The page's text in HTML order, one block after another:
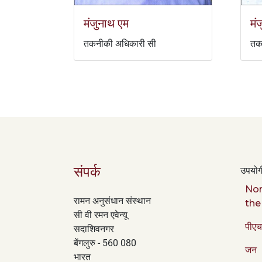
मंजुनाथ एम
तकनीकी अधिकारी सी
संपर्क
रामन अनुसंधान संस्थान
सी वी रमन एवेन्यू
सदाशिवनगर
बेंगलुरु - 560 080
भारत
जन